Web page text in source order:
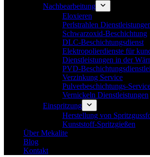
Nachbearbeitung
Eloxieren
Perlstrahlen
Schwarzoxid-Beschichtung
DLC-Beschichtungsdienst
Elektropolierdienste für
Dienstleistungen in der
PVD-
Verzinkung Service
Pulverbeschichtungs-
Vernickeln Dienstleistungen
Einspritzung
Herstellung von
Kunststoff-Spritzgießen
Über Mekalite
Blog
Kontakt